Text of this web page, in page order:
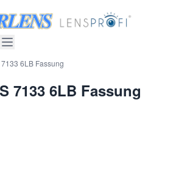
6LB Fassung
7133 6LB Fassung